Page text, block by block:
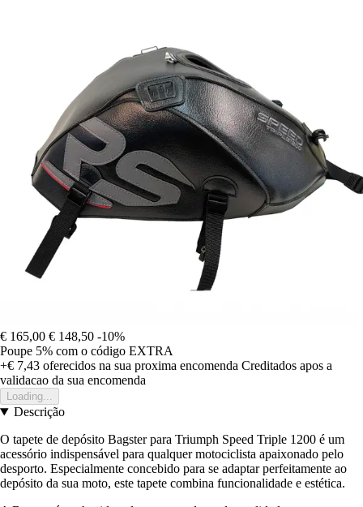
€ 165,00 € 148,50 -10%
Poupe 5% com o código EXTRA
+€ 7,43 oferecidos na sua proxima encomenda Creditados apos a
validacao da sua encomenda
Loading...
Descrição
O tapete de depósito Bagster para Triumph Speed Triple 1200 é um
acessório indispensável para qualquer motociclista apaixonado pelo
desporto. Especialmente concebido para se adaptar perfeitamente ao
depósito da sua moto, este tapete combina funcionalidade e estética.